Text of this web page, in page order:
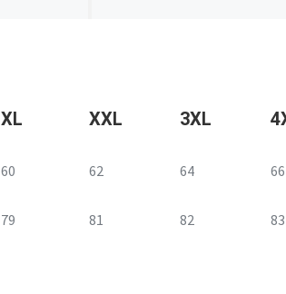
XL XXL 3XL
60 62 64 66
79 81 82 83